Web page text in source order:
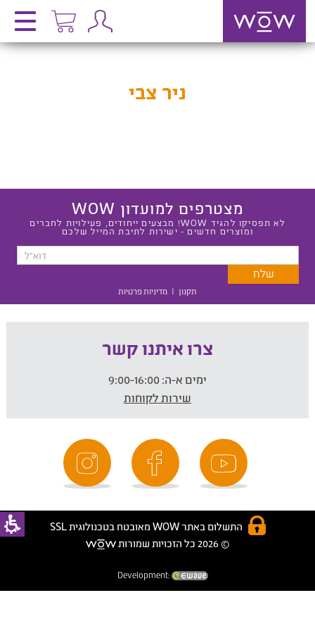
ניר צבי
מצטרפים למועדון WOW
לא תפסיקו להגיד WOW! מבצעים ייחודים, פעילויות לחברים
ומוצרים חדשים - ישירות לתיבת המייל שלכם
תקנון | מדיניות פרטיות
צרו איתנו קשר
ימים א-ה:
שירות לקוחות
התשלום באתר WOW מאובטח בטכנולוגית SSL
© 2026 כל הזכויות שמורות
Development: